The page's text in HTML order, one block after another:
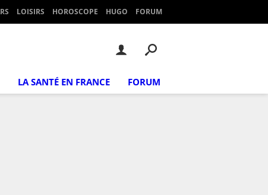
LOISIRS HOROSCOPE HUGO FORUM
LA SANTÉ EN FRANCE FORUM